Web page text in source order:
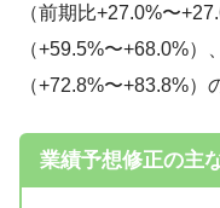
（前期比+27.0%〜
（+59.5%〜+68.0%
（+72.8%〜+83.8%）
業績予想修正の主